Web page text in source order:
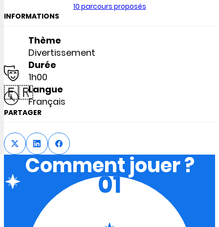
10 parcours proposés
INFORMATIONS
Thème
Divertissement
Durée
1h00
🇫🇷Langue
Français
PARTAGER
Comment jouer ?
01